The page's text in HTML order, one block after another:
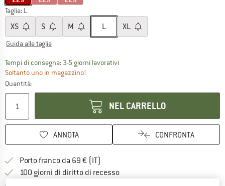
Taglia: L
XS S M L XL
Guida alle taglie
Tempi di consegna: 3-5 giorni lavorativiIl link si apre in una casella
Soltanto uno in magazzino!
Quantità:
NEL CARRELLO
ANNOTA CONFRONTA
Porto franco da 69 € (IT)
100 giorni di diritto di recessoVai alla politica di recesso qui